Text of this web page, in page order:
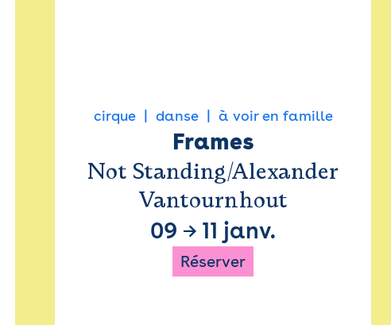
cirque danse à voir en famille
Frames
Not Standing/Alexander
Vantournhout
09 → 11 janv.
Réserver